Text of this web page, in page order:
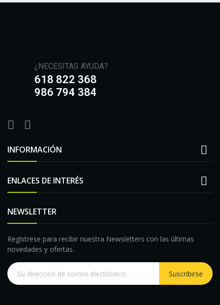
¿NECESITAS AYUDA?
618 822 368
986 794 384
INFORMACIÓN 
ENLACES DE INTERÉS 
NEWSLETTER
Regístrese para recibir nuestra Newsletters con las últimas
novedades y ofertas.
Suscribirse